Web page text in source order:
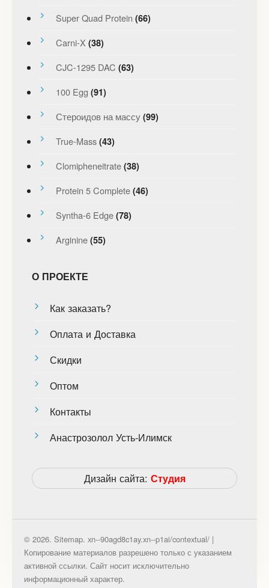
Super Quad Protein (66)
Carni-X (38)
CJC-1295 DAC (63)
100 Egg (91)
Стероидов на массу (99)
True-Mass (43)
Clomipheneitrate (38)
Protein 5 Complete (46)
Syntha-6 Edge (78)
Arginine (55)
О ПРОЕКТЕ
Как заказать?
Оплата и Доставка
Скидки
Оптом
Контакты
Анастрозолол Усть-Илимск
Дизайн сайта: Студия
© 2026. Sitemap. xn--90agd8c1ay.xn--p1ai/contextual/ |
Копирование материалов разрешено только с указанием
активной ссылки. Сайт носит исключительно
информационный характер.